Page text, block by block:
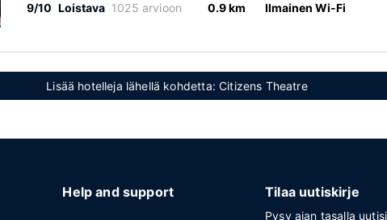
9/10 Loistava 1025 arvioon 0.9 km Ilmainen Wi-Fi
Lisää hotelleja lähellä kohdetta: Citizens Theatre
Help and support Tilaa uutiskirje
Pysy ajan tasalla